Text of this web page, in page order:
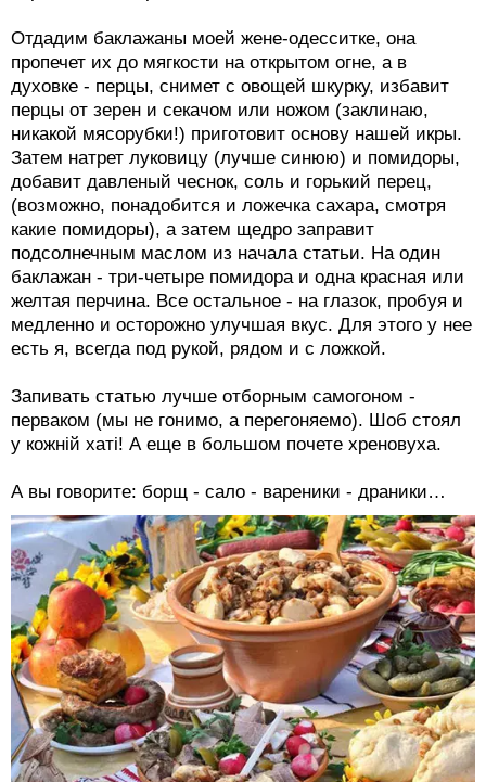
Отдадим баклажаны моей жене-одесситке, она
пропечет их до мягкости на открытом огне, а в
духовке - перцы, снимет с овощей шкурку, избавит
перцы от зерен и секачом или ножом (заклинаю,
никакой мясорубки!) приготовит основу нашей икры.
Затем натрет луковицу (лучше синюю) и помидоры,
добавит давленый чеснок, соль и горький перец,
(возможно, понадобится и ложечка сахара, смотря
какие помидоры), а затем щедро заправит
подсолнечным маслом из начала статьи. На один
баклажан - три-четыре помидора и одна красная или
желтая перчина. Все остальное - на глазок, пробуя и
медленно и осторожно улучшая вкус. Для этого у нее
есть я, всегда под рукой, рядом и с ложкой.
Запивать статью лучше отборным самогоном -
перваком (мы не гонимо, а перегоняемо). Шоб стоял
у кожнiй хатi! А еще в большом почете хреновуха.
А вы говорите: борщ - сало - вареники - драники…